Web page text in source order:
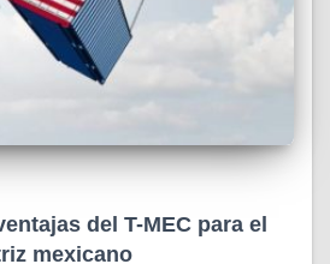
del T-MEC para el
mexicano